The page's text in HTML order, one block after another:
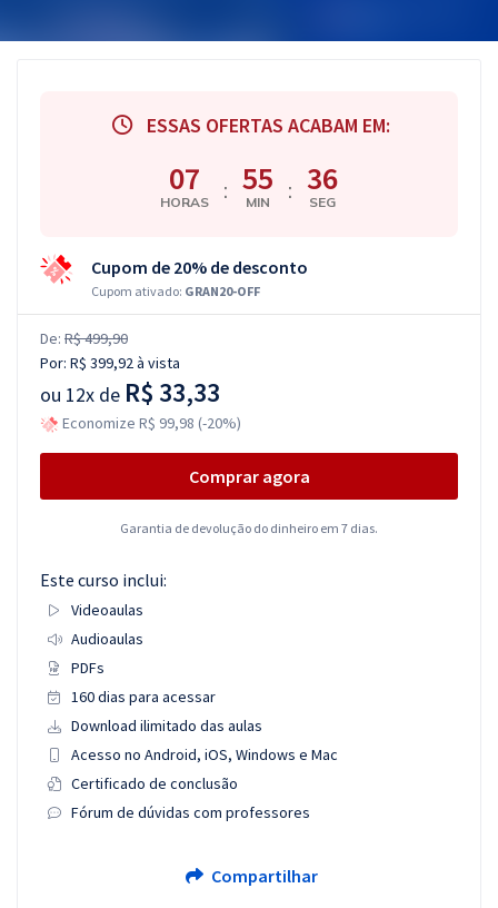
Conteúdo gratuito
ESSAS OFERTAS ACABAM EM:
07
HORAS : 55
MIN : 35
SEG
Cupom de 20% de desconto
Cupom ativado: GRAN20-OFF
De: R$ 499,90
Por: R$ 399,92à vista
ou 12x de R$ 33,33
Economize R$ 99,98 (-20%)
Comprar agora
Garantia de devolução do dinheiro em 7 dias.
Este curso inclui:
Videoaulas
Audioaulas
PDFs
160 dias para acessar
Download ilimitado das aulas
Acesso no Android, iOS, Windows e Mac
Certificado de conclusão
Fórum de dúvidas com professores
Compartilhar